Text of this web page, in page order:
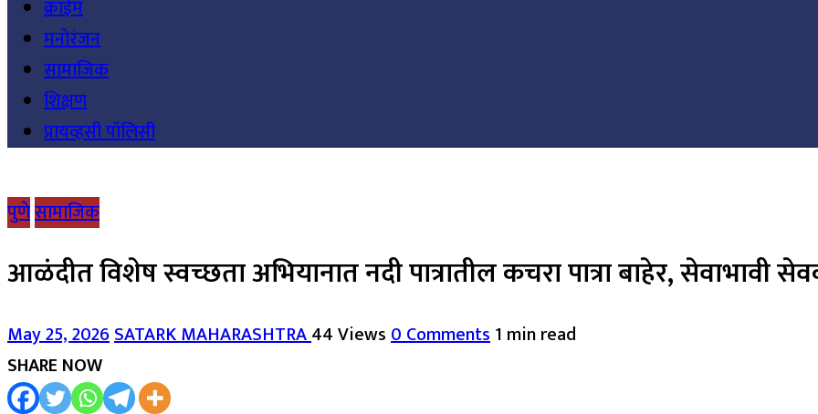
क्राईम
मनोरंजन
सामाजिक
शिक्षण
प्रायव्हसी पॉलिसी
पुणेसामाजिक
आळंदीत विशेष स्वच्छता अभियानात नदी पात्रातील कचरा पात्रा बाहेर,
May 25, 2026SATARK MAHARASHTRA44 Views0 Comments1 min read
SHARE NOW